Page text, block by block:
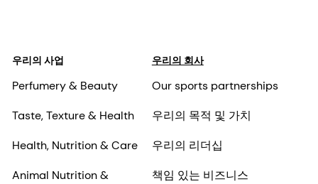
우리의 사업
Perfumery & Beauty
Taste, Texture & Health
Health, Nutrition & Care
Animal Nutrition &
우리의 회사
Our sports partnerships
우리의 목적 및 가치
우리의 리더십
책임 있는 비즈니스